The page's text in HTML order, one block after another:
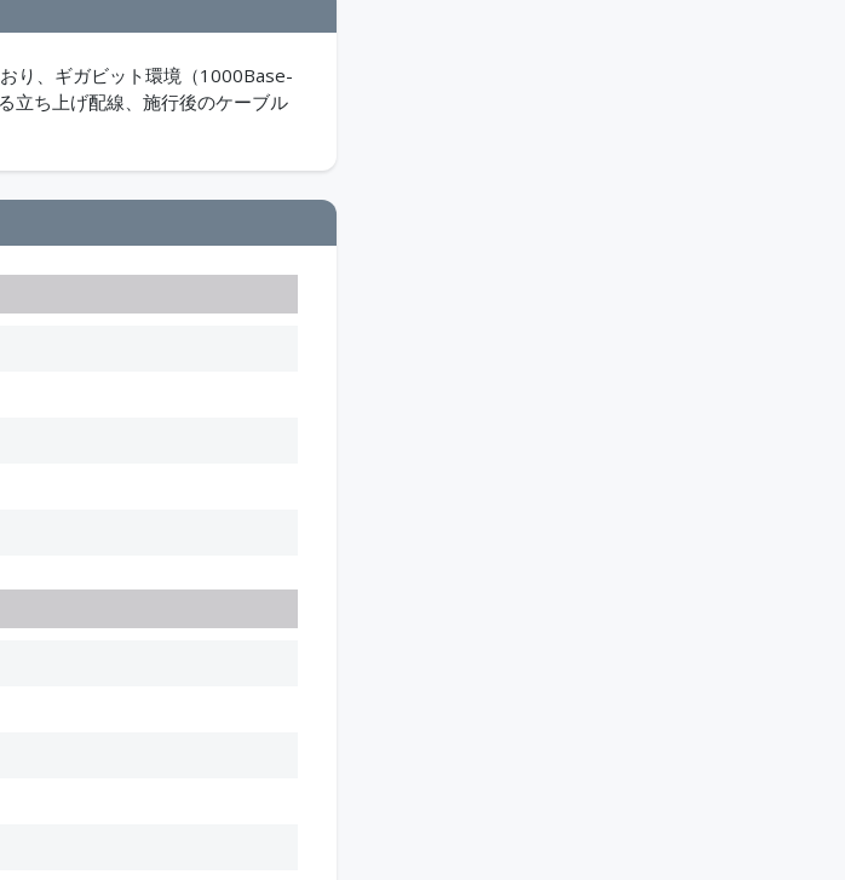
り、ギガビット環境（1000Base-
立ち上げ配線、施行後のケーブル